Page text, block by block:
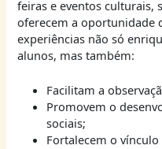
feiras e eventos culturais,
oferecem a oportunidade
experiências não só
alunos, mas também:
Facilitam a
Promovem o
sociais;
Fortalecem o